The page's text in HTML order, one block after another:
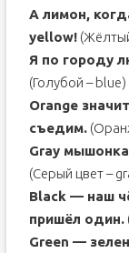
А лимон,
yellow!
Я по городу
(Голубой – blue)
Orange
съедим.
Gray
(Серый цвет –
Black — наш
пришёл один.
Green —